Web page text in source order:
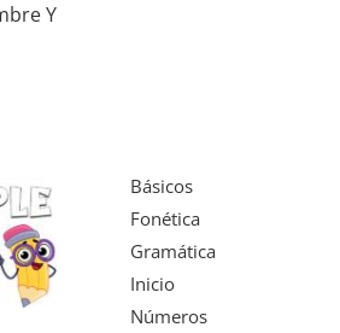
Y
Básicos
Fonética
Gramática
Inicio
Números